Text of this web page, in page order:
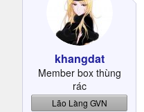
khangdat
Member box thùng
rác
Lão Làng GVN